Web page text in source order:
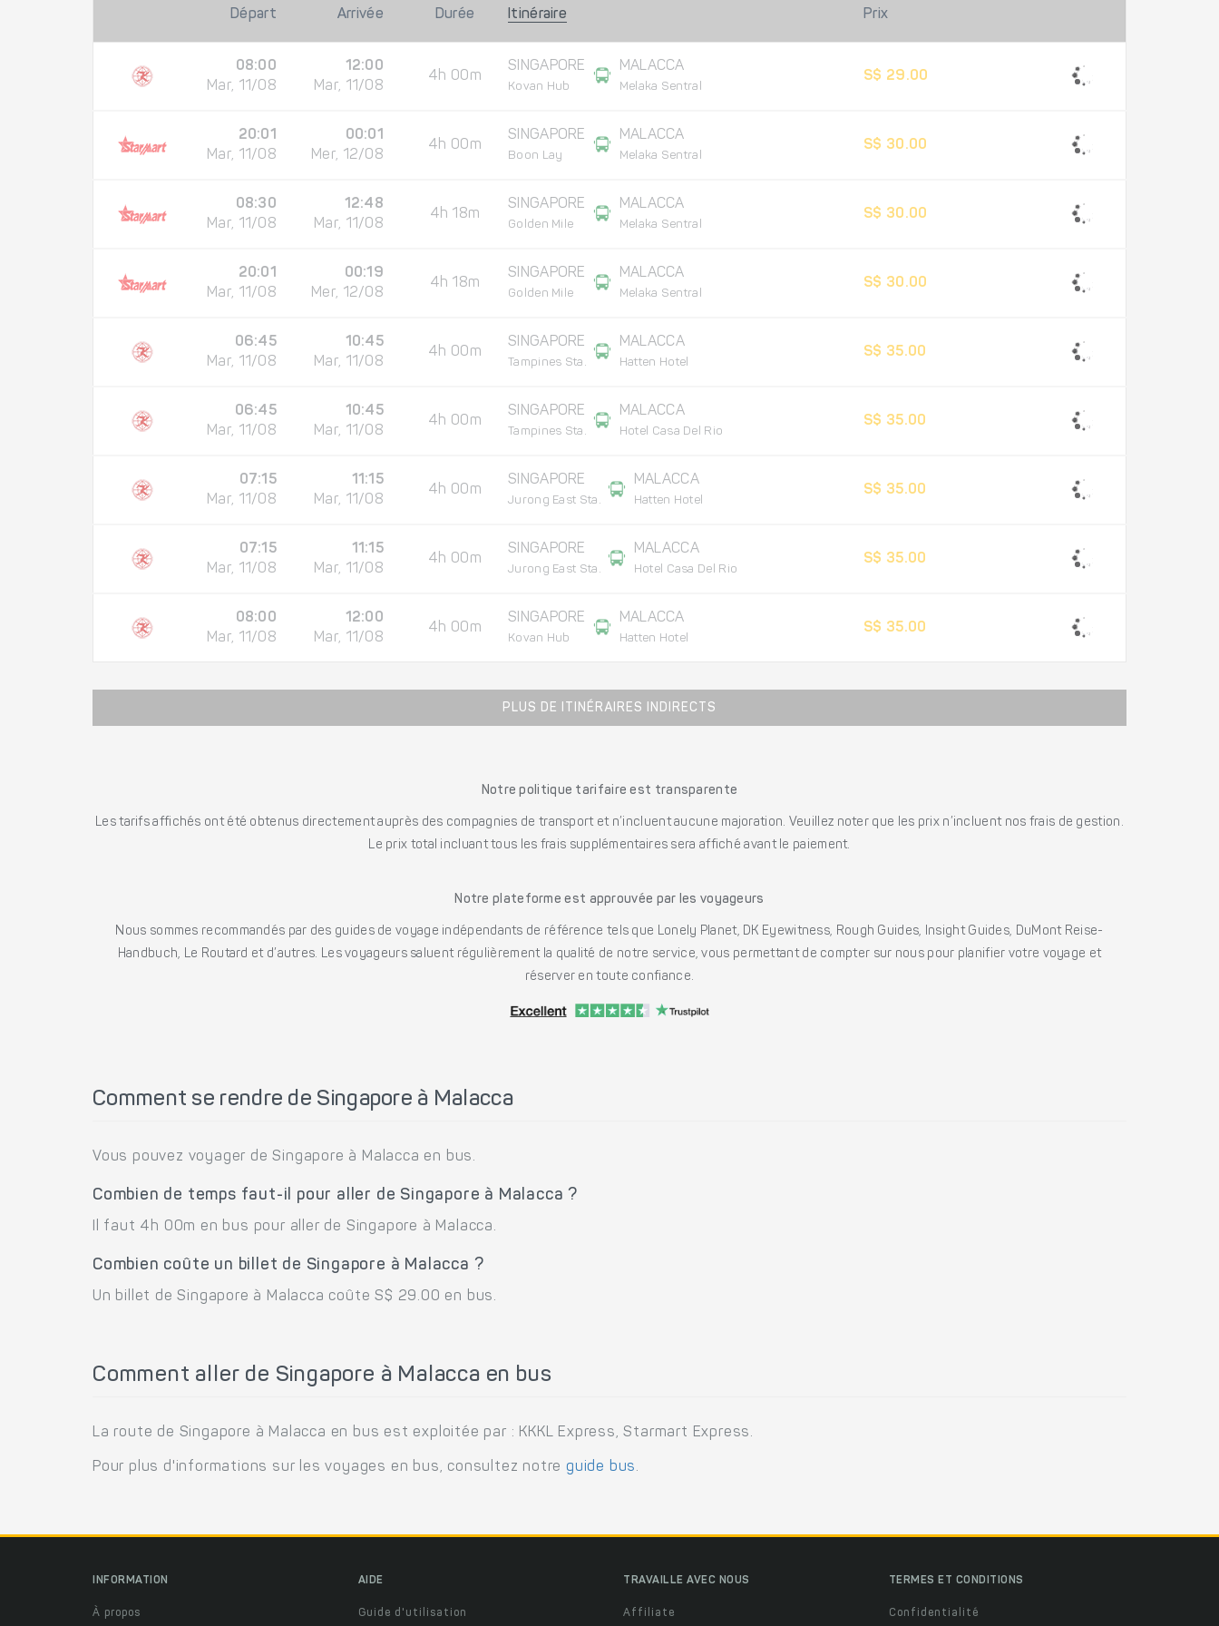
Départ Arrivée Durée Itinéraire Prix
08:00
Mar, 11/08
12:00
Mar, 11/08
4h 00m
SINGAPORE
Kovan Hub
MALACCA
Melaka Sentral
S$ 29.00
20:01
Mar, 11/08
00:01
Mer, 12/08
4h 00m
SINGAPORE
Boon Lay
MALACCA
Melaka Sentral
S$ 30.00
08:30
Mar, 11/08
12:48
Mar, 11/08
4h 18m
SINGAPORE
Golden Mile
MALACCA
Melaka Sentral
S$ 30.00
20:01
Mar, 11/08
00:19
Mer, 12/08
4h 18m
SINGAPORE
Golden Mile
MALACCA
Melaka Sentral
S$ 30.00
06:45
Mar, 11/08
10:45
Mar, 11/08
4h 00m
SINGAPORE
Tampines Sta.
MALACCA
Hatten Hotel
S$ 35.00
06:45
Mar, 11/08
10:45
Mar, 11/08
4h 00m
SINGAPORE
Tampines Sta.
MALACCA
Hotel Casa Del Rio
S$ 35.00
07:15
Mar, 11/08
11:15
Mar, 11/08
4h 00m
SINGAPORE
Jurong East Sta.
MALACCA
Hatten Hotel
S$ 35.00
07:15
Mar, 11/08
11:15
Mar, 11/08
4h 00m
SINGAPORE
Jurong East Sta.
MALACCA
Hotel Casa Del Rio
S$ 35.00
08:00
Mar, 11/08
12:00
Mar, 11/08
4h 00m
SINGAPORE
Kovan Hub
MALACCA
Hatten Hotel
S$ 35.00
PLUS DE ITINÉRAIRES INDIRECTS
Notre politique tarifaire est transparente
Les tarifs affichés ont été obtenus directement auprès des compagnies de transport et n’incluent aucune majoration. Veuillez noter que les prix n’incluent nos frais de gestion.
Le prix total incluant tous les frais supplémentaires sera affiché avant le paiement.
Notre plateforme est approuvée par les voyageurs
Nous sommes recommandés par des guides de voyage indépendants de référence tels que Lonely Planet, DK Eyewitness, Rough Guides, Insight Guides, DuMont Reise-
Handbuch, Le Routard et d’autres. Les voyageurs saluent régulièrement la qualité de notre service, vous permettant de compter sur nous pour planifier votre voyage et
réserver en toute confiance.
Comment se rendre de Singapore à Malacca
Vous pouvez voyager de Singapore à Malacca en bus.
Combien de temps faut-il pour aller de Singapore à Malacca ?
Il faut 4h 00m en bus pour aller de Singapore à Malacca.
Combien coûte un billet de Singapore à Malacca ?
Un billet de Singapore à Malacca coûte S$ 29.00 en bus.
Comment aller de Singapore à Malacca en bus
La route de Singapore à Malacca en bus est exploitée par : KKKL Express, Starmart Express.
Pour plus d'informations sur les voyages en bus, consultez notre guide bus.
INFORMATION
À propos
AIDE
Guide d'utilisation
TRAVAILLE AVEC NOUS
Affiliate
TERMES ET CONDITIONS
Confidentialité